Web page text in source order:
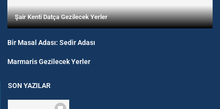
Şair Kenti Datça Gezilecek Yerler
Bir Masal Adası: Sedir Adası
Marmaris Gezilecek Yerler
SON YAZILAR